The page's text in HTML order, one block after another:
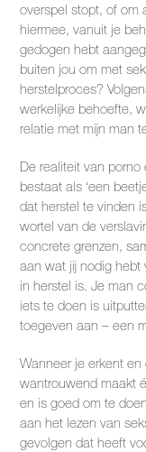
overspel stopt, of om
hiermee, vanuit je
gedogen hebt
buiten jou om met
herstelproces?
werkelijke behoefte,
relatie met mijn man
De realiteit van
bestaat als ‘een
dat herstel te vinden
wortel van de
concrete grenzen,
aan wat jij nodig hebt
in herstel is. Je man
iets te doen is
toegeven aan – een
Wanneer je erkent
wantrouwend maakt
en is goed om te
aan het lezen van
gevolgen dat heeft